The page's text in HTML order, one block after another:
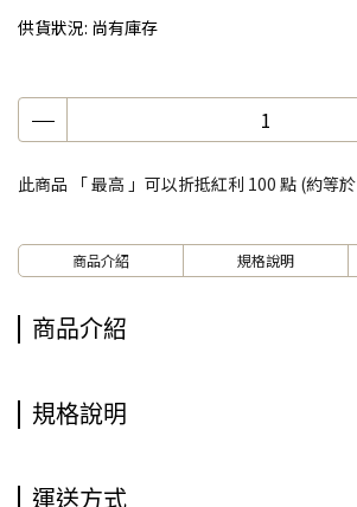
供貨狀況: 尚有庫存
此商品 「 最高 」可以折抵紅利 100 點 (約等於
商品介紹 規格說明
商品介紹
規格說明
運送方式